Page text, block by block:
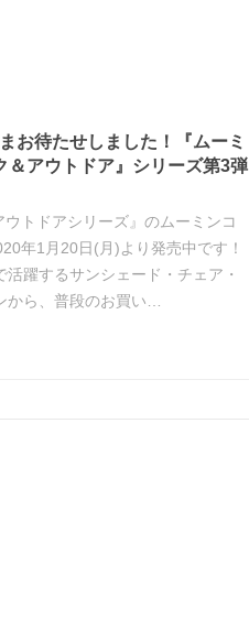
お待たせしました！『ムーミ
＆アウトドア』シリーズ第3弾
ウトドアシリーズ』のムーミンコ
年1月20日(月)より発売中です！
躍するサンシェード・チェア・
から、普段のお買い…